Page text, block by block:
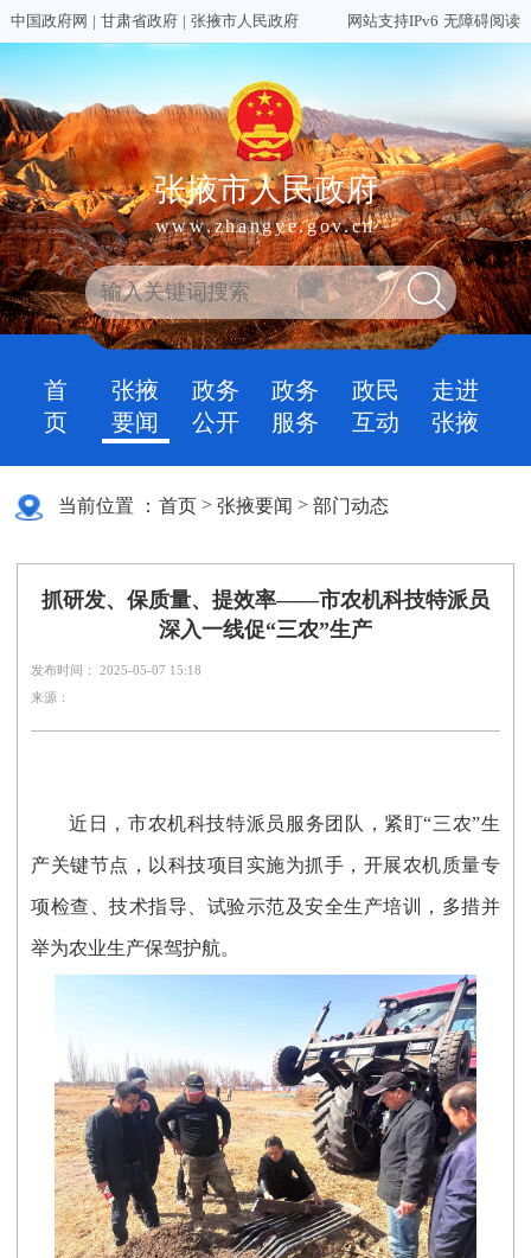
中国政府网 | 甘肃省政府 | 张掖市人民政府 网站支持IPv6 无障碍阅读
张掖市人民政府
www.zhangye.gov.cn
首
页
张掖
要闻
政务
公开
政务
服务
政民
互动
走进
张掖
当前位置 ： 首页 >张掖要闻 >部门动态
抓研发、保质量、提效率——市农机科技特派员
深入一线促“三农”生产
发布时间： 2025-05-07 15:18
来源：
近日，市农机科技特派员服务团队，紧盯“三农”生
产关键节点，以科技项目实施为抓手，开展农机质量专
项检查、技术指导、试验示范及安全生产培训，多措并
举为农业生产保驾护航。